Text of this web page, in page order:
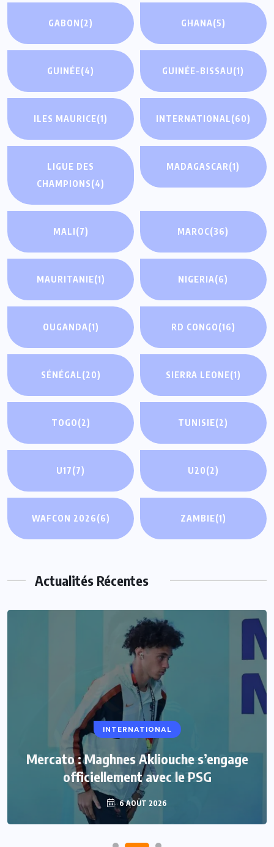
GABON(2) GHANA(5)
GUINÉE(4) GUINÉE-BISSAU(1)
ILES MAURICE(1) INTERNATIONAL(60)
LIGUE DES
CHAMPIONS(4)
MADAGASCAR(1)
MALI(7) MAROC(36)
MAURITANIE(1) NIGERIA(6)
OUGANDA(1) RD CONGO(16)
SÉNÉGAL(20) SIERRA LEONE(1)
TOGO(2) TUNISIE(2)
U17(7) U20(2)
WAFCON 2026(6) ZAMBIE(1)
Actualités Récentes
INTERNATIONAL
Mercato : Maghnes Akliouche s’engage
officiellement avec le PSG
6 AOÛT 2026